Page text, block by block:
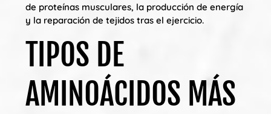
de proteínas musculares, la producción de energía
y la reparación de tejidos tras el ejercicio.
TIPOS DE
AMINOÁCIDOS MÁS